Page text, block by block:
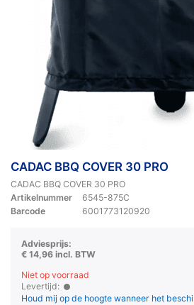
CADAC BBQ COVER 30 PRO
CADAC BBQ COVER 30 PRO
Artikelnummer
6545-875C
Barcode
6001773120920
Adviesprijs:
€ 14,96 incl. BTW
Niet op voorraad
Levertijd:
Houd mij op de hoogte wanneer het